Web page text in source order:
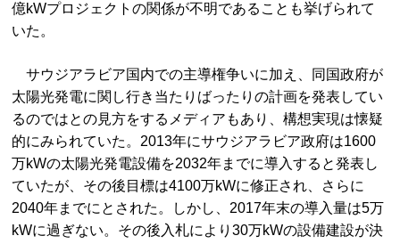
億kWプロジェクトの関係が不明であることも挙げられて
いた。
サウジアラビア国内での主導権争いに加え、同国政府が
太陽光発電に関し行き当たりばったりの計画を発表してい
るのではとの見方をするメディアもあり、構想実現は懐疑
的にみられていた。2013年にサウジアラビア政府は1600
万kWの太陽光発電設備を2032年までに導入すると発表し
ていたが、その後目標は4100万kWに修正され、さらに
2040年までにとされた。しかし、2017年末の導入量は5万
kWに過ぎない。その後入札により30万kWの設備建設が決